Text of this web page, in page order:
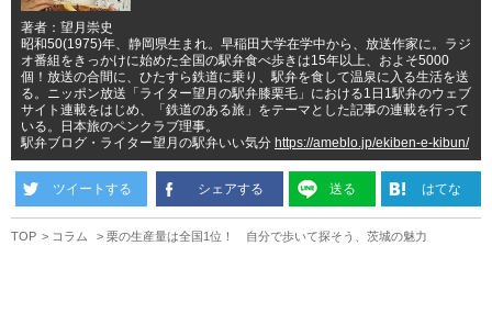
著者：望月崇史
昭和50(1975)年、静岡県生まれ。早稲田大学在学中から、放送作家に。ラジ
オ番組をきっかけに始めた全国の駅弁食べ歩きは15年以上、およそ5000
個！放送の合間に、ひたすら鉄道に乗り、駅弁を食して温泉に入る生活を送
る。ニッポン放送「ライター望月の駅弁膝栗毛」における1日1駅弁のウェブ
サイト連載をはじめ、「鉄道のある旅」をテーマとした記事の連載を行って
いる。日本旅のペンクラブ理事。
駅弁ブログ・ライター望月の駅弁いい気分 https://ameblo.jp/ekiben-e-kibun/
ツイートする シェアする 送る はてな
TOP コラム 栗の生産量は全国1位！ 自分で歩いて探そう、茨城の魅力